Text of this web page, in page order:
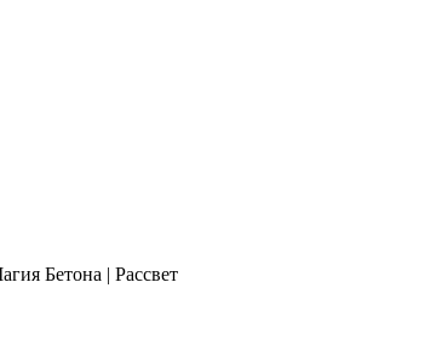
Бетона | Рассвет